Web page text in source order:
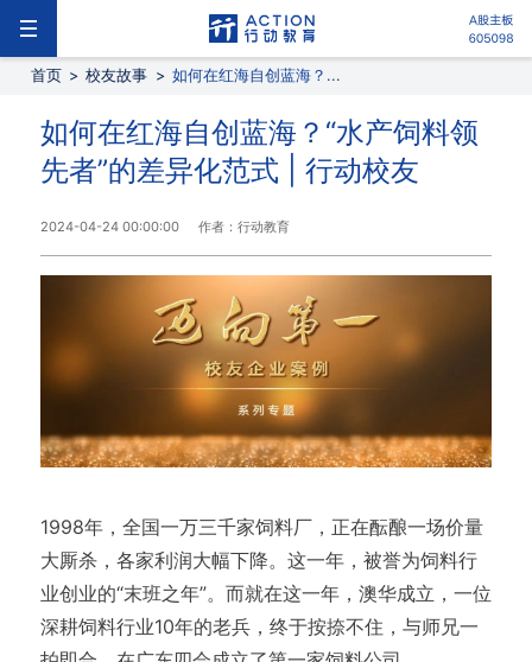
首页 > 校友故事 > 如何在红海自创蓝海？...
如何在红海自创蓝海？“水产饲料领
先者”的差异化范式 | 行动校友
2024-04-24 00:00:00 作者：行动教育
1998年，全国一万三千家饲料厂，正在酝酿一场价量
大厮杀，各家利润大幅下降。这一年，被誉为饲料行
业创业的“末班之年”。而就在这一年，澳华成立，一位
深耕饲料行业10年的老兵，终于按捺不住，与师兄一